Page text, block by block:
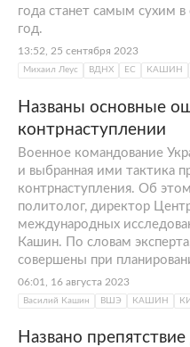
года станет самым сухим
год.
13:52, 25 сентября 2023
Михаил Леус ВДНХ ЕС КАШИН
Названы основные
контрнаступлении
Военное командование
и выбранная ими тактика
контрнаступления. Об
политолог, директор
международных
Кашин. По словам
совершены при
06:01, 16 августа 2023
Василий Кашин ВШЭ КАШИН
Названо